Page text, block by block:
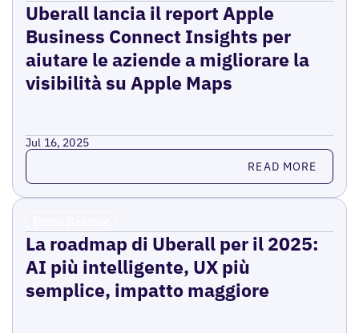
Uberall lancia il report Apple
Business Connect Insights per
aiutare le aziende a migliorare la
visibilità su Apple Maps
Jul 16, 2025
Read more READ MORE
La roadmap di Uberall per il 2025:
AI più intelligente, UX più
semplice, impatto maggiore